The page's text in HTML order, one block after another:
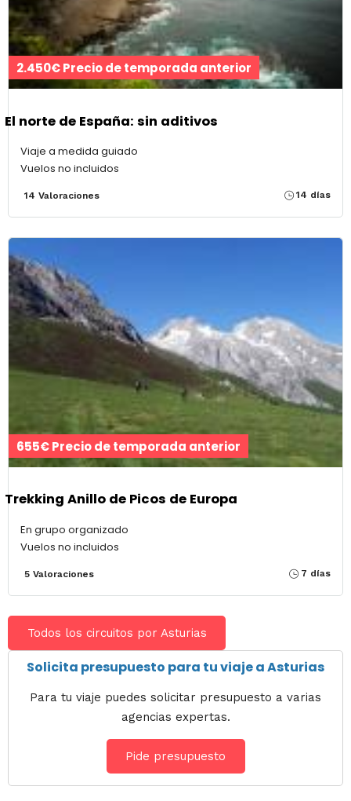
2.450€ Precio de temporada anterior
El norte de España: sin aditivos
Viaje a medida guiado
Vuelos no incluidos
14 Valoraciones 14 días
655€ Precio de temporada anterior
Trekking Anillo de Picos de Europa
En grupo organizado
Vuelos no incluidos
5 Valoraciones 7 días
Todos los circuitos por Asturias
Solicita presupuesto para tu viaje a Asturias
Para tu viaje puedes solicitar presupuesto a varias
agencias expertas.
Pide presupuesto